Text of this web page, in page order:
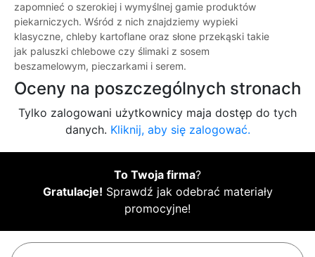
zapomnieć o szerokiej i wymyślnej gamie produktów
piekarniczych. Wśród z nich znajdziemy wypieki
klasyczne, chleby kartoflane oraz słone przekąski takie
jak paluszki chlebowe czy ślimaki z sosem
beszamelowym, pieczarkami i serem.
Oceny na poszczególnych stronach
Tylko zalogowani użytkownicy maja dostęp do tych
danych. Kliknij, aby się zalogować.
To Twoja firma?
Gratulacje! Sprawdź jak odebrać materiały
promocyjne!